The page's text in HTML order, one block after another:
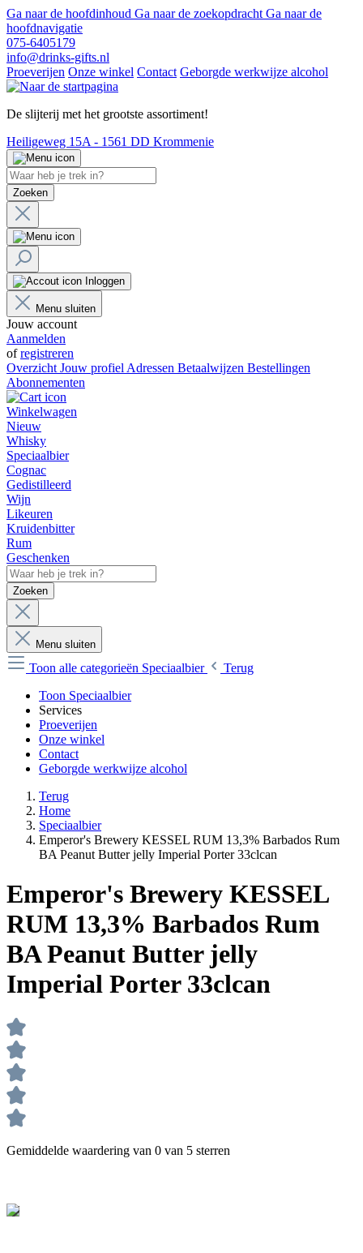
Ga naar de hoofdinhoud Ga naar de zoekopdracht Ga naar de
hoofdnavigatie
075-6405179
info@drinks-gifts.nl
Proeverijen Onze winkel Contact Geborgde werkwijze alcohol
De slijterij met het grootste assortiment!
Heiligeweg 15A - 1561 DD Krommenie
Zoeken
Inloggen
Menu sluiten
Jouw account
Aanmelden
ofregistreren
Overzicht Jouw profiel Adressen Betaalwijzen Bestellingen
Abonnementen
Winkelwagen
Nieuw
Whisky
Speciaalbier
Cognac
Gedistilleerd
Wijn
Likeuren
Kruidenbitter
Rum
Geschenken
Zoeken
Menu sluiten
Toon alle categorieën Speciaalbier
Terug
Toon Speciaalbier
Services
Proeverijen
Onze winkel
Contact
Geborgde werkwijze alcohol
Terug
Home
Speciaalbier
Emperor's Brewery KESSEL RUM 13,3% Barbados Rum
BA Peanut Butter jelly Imperial Porter 33clcan
Emperor's Brewery KESSEL
RUM 13,3% Barbados Rum
BA Peanut Butter jelly
Imperial Porter 33clcan
Gemiddelde waardering van 0 van 5 sterren